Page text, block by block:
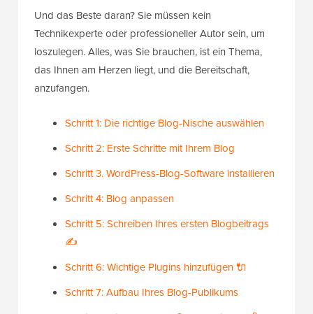
Und das Beste daran? Sie müssen kein
Technikexperte oder professioneller Autor sein, um
loszulegen. Alles, was Sie brauchen, ist ein Thema,
das Ihnen am Herzen liegt, und die Bereitschaft,
anzufangen.
Schritt 1: Die richtige Blog-Nische auswählen
Schritt 2: Erste Schritte mit Ihrem Blog
Schritt 3. WordPress-Blog-Software installieren
Schritt 4: Blog anpassen
Schritt 5: Schreiben Ihres ersten Blogbeitrags
✍️
Schritt 6: Wichtige Plugins hinzufügen 🔌
Schritt 7: Aufbau Ihres Blog-Publikums